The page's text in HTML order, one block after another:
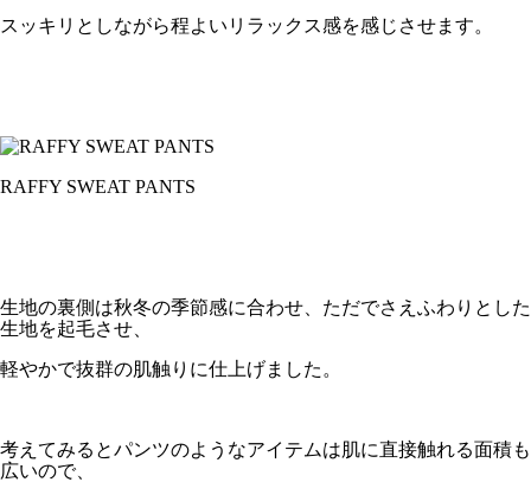
スッキリとしながら程よいリラックス感を感じさせます。
RAFFY SWEAT PANTS
生地の裏側は秋冬の季節感に合わせ、ただでさえふわりとした
生地を起毛させ、
軽やかで抜群の肌触りに仕上げました。
考えてみるとパンツのようなアイテムは肌に直接触れる面積も
広いので、